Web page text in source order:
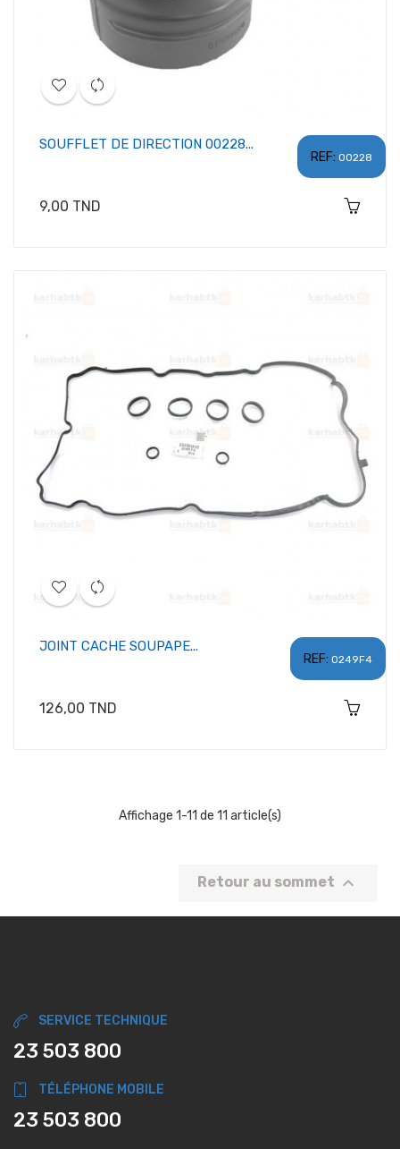
REF: 00228
SOUFFLET DE DIRECTION 00228...
Prix
9,00 TND
REF: 0249F4
JOINT CACHE SOUPAPE...
Prix
126,00 TND
Affichage 1-11 de 11 article(s)
Retour au sommet 
SERVICE TECHNIQUE
23 503 800
TÉLÉPHONE MOBILE
23 503 800